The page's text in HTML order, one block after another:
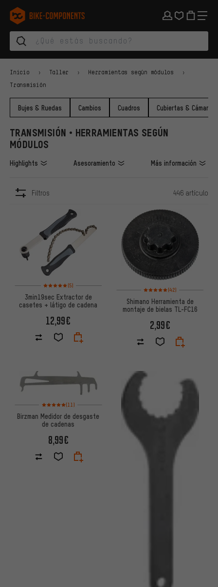
Saltar a la navegación principal
Saltar a la navegación de categorías
Saltar al contenido
Saltar a marcas y al boletín
Saltar al pie de página
bike-components.de Página de inicio
Inicio Taller Herramientas según módulos
Transmisión
Bujes & Ruedas Cambios Cuadros Cubiertas & Cámaras
TRANSMISIÓN • HERRAMIENTAS SEGÚN
MÓDULOS
Highlights Asesoramiento Más información
Filtros 446 artículo
Valoración media: 5 de 5 basada en 5 reseñas
(5)
3min19sec Extractor de
casetes + látigo de cadena
12,99€
Valoración media: 5 de 5
(42)
Shimano Herramienta de
montaje de bielas TL-FC16
2,99€
Valoración media: 5 de 5 basada en 11 reseñas
(11)
Birzman Medidor de desgaste
de cadenas
8,99€